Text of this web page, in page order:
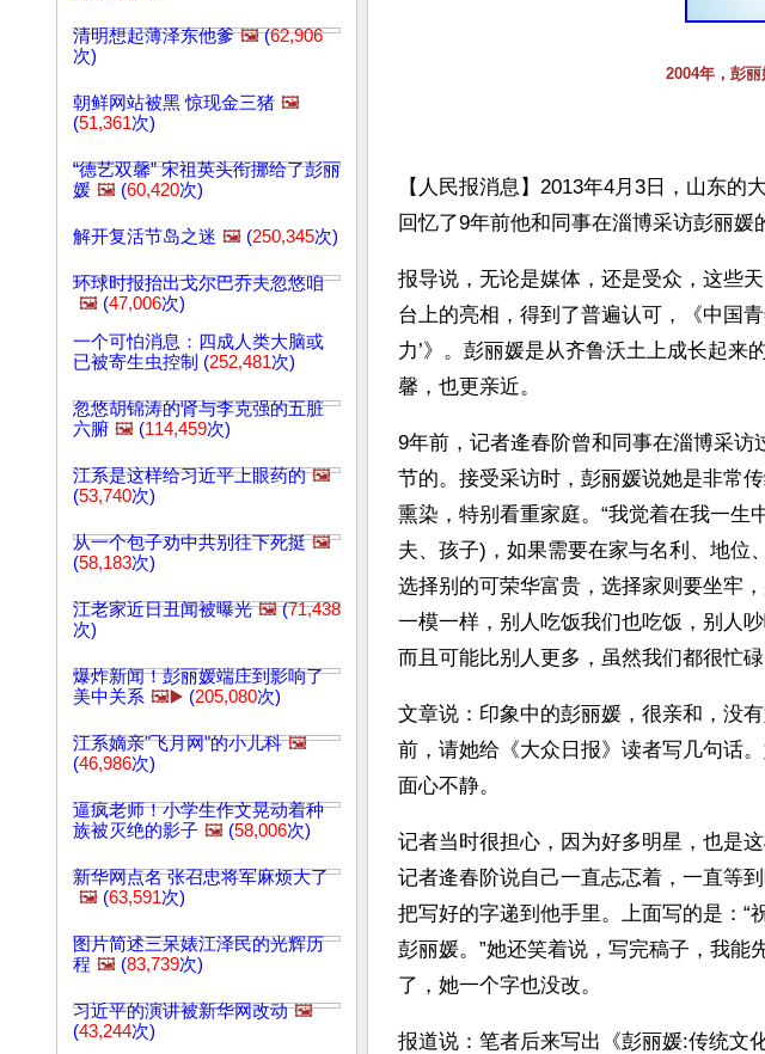
清明想起薄泽东他爹 🖼️(62,906
次)
朝鲜网站被黑 惊现金三猪 🖼️
(51,361次)
“德艺双馨” 宋祖英头衔挪给了彭丽
媛 🖼️ (60,420次)
解开复活节岛之迷 🖼️ (250,345次)
环球时报抬出戈尔巴乔夫忽悠咱
🖼️ (47,006次)
一个可怕消息：四成人类大脑或
已被寄生虫控制 (252,481次)
忽悠胡锦涛的肾与李克强的五脏
六腑 🖼️ (114,459次)
江系是这样给习近平上眼药的 🖼️
(53,740次)
从一个包子劝中共别往下死挺 🖼️
(58,183次)
江老家近日丑闻被曝光 🖼️(71,438
次)
爆炸新闻！彭丽媛端庄到影响了
美中关系 🖼️▶️ (205,080次)
江系嫡亲"飞月网"的小儿科 🖼️
(46,986次)
逼疯老师！小学生作文晃动着种
族被灭绝的影子 🖼️ (58,006次)
新华网点名 张召忠将军麻烦大了
🖼️ (63,591次)
图片简述三呆婊江泽民的光辉历
程 🖼️ (83,739次)
习近平的演讲被新华网改动 🖼️
(43,244次)
2004年，彭丽
【人民报消息】2013年4月3日，山东的
回忆了9年前他和同事在淄博采访彭丽媛
报导说，无论是媒体，还是受众，这些
台上的亮相，得到了普遍认可，《中国
力’》。彭丽媛是从齐鲁沃土上成长起来
馨，也更亲近。
9年前，记者逄春阶曾和同事在淄博采
节的。接受采访时，彭丽媛说她是非常
熏染，特别看重家庭。“我觉着在我一生
夫、孩子)，如果需要在家与名利、地位
选择别的可荣华富贵，选择家则要坐牢
一模一样，别人吃饭我们也吃饭，别人
而且可能比别人更多，虽然我们都很忙碌
文章说：印象中的彭丽媛，很亲和，没
前，请她给《大众日报》读者写几句话
面心不静。
记者当时很担心，因为好多明星，也是
记者逄春阶说自己一直忐忑着，一直等
把写好的字递到他手里。上面写的是：
彭丽媛。”她还笑着说，写完稿子，我
了，她一个字也没改。
报道说：笔者后来写出《彭丽媛:传统文